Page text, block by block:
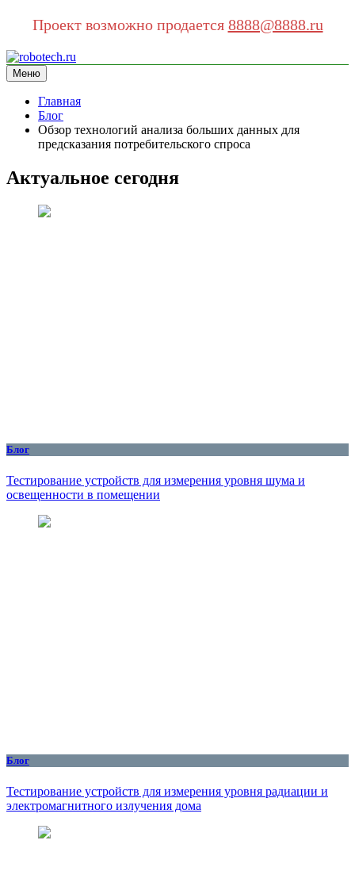
Проект возможно продается 8888@8888.ru
Перейти
к
содержимому
robotech.ru
информационный сайт
Меню
Главная
Блог
Обзор технологий анализа больших данных для
предсказания потребительского спроса
Актуальное сегодня
Блог
Тестирование устройств для измерения уровня шума и
освещенности в помещении
Блог
Тестирование устройств для измерения уровня радиации и
электромагнитного излучения дома